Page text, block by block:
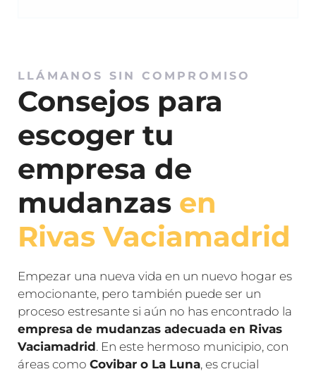
LLÁMANOS SIN COMPROMISO
Consejos para
escoger tu
empresa de
mudanzas en
Rivas Vaciamadrid
Empezar una nueva vida en un nuevo hogar es
emocionante, pero también puede ser un
proceso estresante si aún no has encontrado la
empresa de mudanzas adecuada en Rivas
Vaciamadrid. En este hermoso municipio, con
áreas como Covibar o La Luna, es crucial